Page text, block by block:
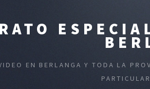
EN BERLANGA Y TODA LA